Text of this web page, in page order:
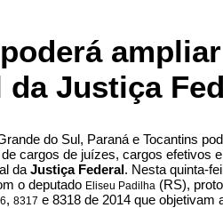
da Justiça
do Sul, Paraná e Tocantins
cargos de juízes, cargos efetivos
da Justiça Federal. Nesta quinta-
o deputado Eliseu Padilha (RS),
, 8317 e 8318 de 2014 que objetivam